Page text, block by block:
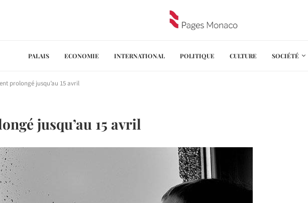
PALAIS ECONOMIE INTERNATIONAL POLITIQUE CULTURE SOCIÉTÉ
prolongé jusqu’au 15 avril
jusqu’au 15 avril